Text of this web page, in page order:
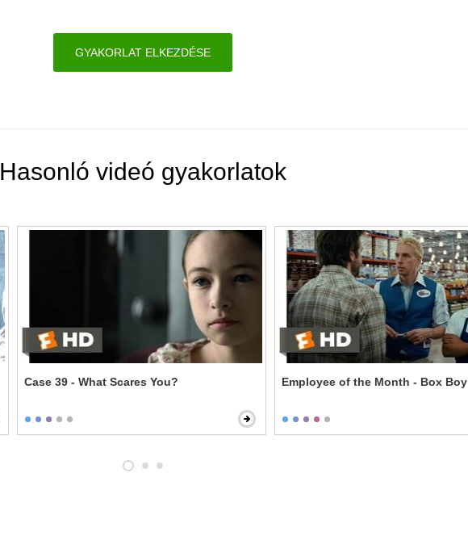
GYAKORLAT ELKEZDÉSE
Hasonló videó gyakorlatok
Case 39 - What Scares You? Employee of the Month - Box Boy